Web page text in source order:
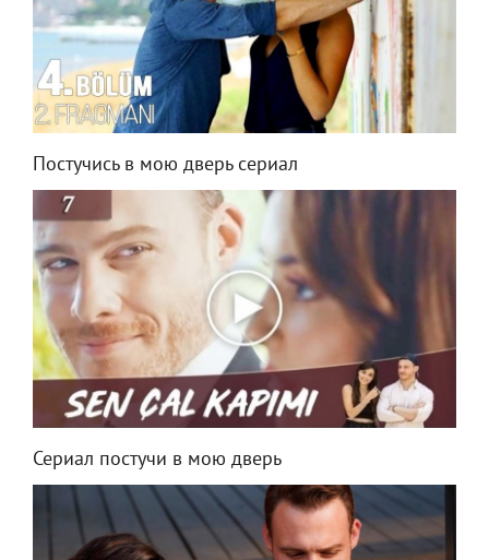
Постучись в мою дверь сериал
Сериал постучи в мою дверь